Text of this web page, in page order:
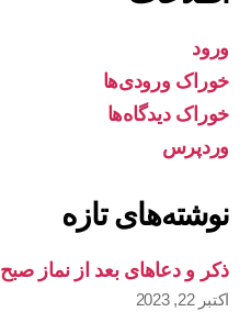
ورود
خوراک ورودی‌ها
خوراک دیدگاه‌ها
وردپرس
نوشته‌های تازه
ذکر و دعاهای بعد از نماز صبح
اکتبر 22, 2023